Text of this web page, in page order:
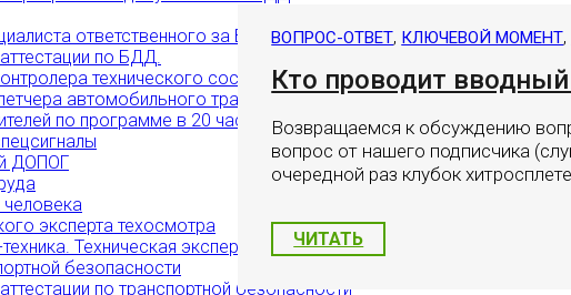
ответственного за БДД
по БДД.
технического состояния
автомобильного транспорта
по программе в 20 часов
ДОПОГ
человека
эксперта техосмотра
Техническая экспертиза авто.
безопасности
по транспортной безопасности
ВОПРОС-ОТВЕТ, КЛЮЧЕВОЙ МОМЕНТ,
Кто проводит
Возвращаемся к обсуждению
вопрос от нашего подписчика
очередной раз клубок
ЧИТАТЬ